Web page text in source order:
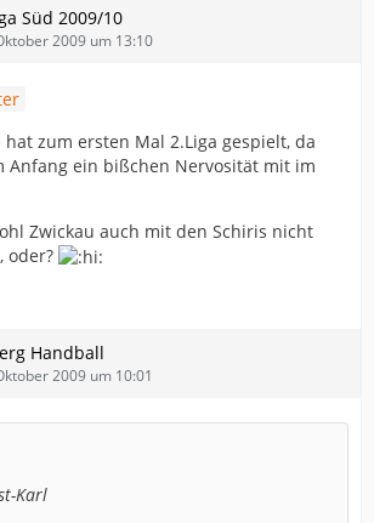
Baude wieder eine neue Ausrede
durchaus im Rahmen der Legalität,
nach Gegenstößen gern am
animierten, worauf der
dem Koffer umgehend aufs
andere mal gestört durch den
- und die bösen Schiri`s sind
seine Großmutter erschlagen….?
Süd 2009/10
2009 um 13:10
hat zum ersten Mal 2.Liga gespielt, da
Anfang ein bißchen Nervosität mit im
Zwickau auch mit den Schiris nicht
oder?
Handball
2009 um 10:01
Karl